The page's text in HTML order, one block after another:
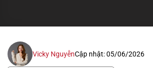
Vicky NguyễnCập nhật: 05/06/2026